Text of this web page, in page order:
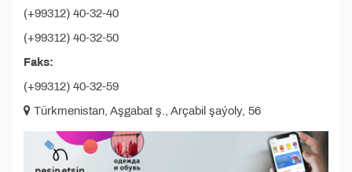
(+99312) 40-32-40
(+99312) 40-32-50
Faks:
(+99312) 40-32-59
Türkmenistan, Aşgabat ş., Arçabil şaýoly, 56